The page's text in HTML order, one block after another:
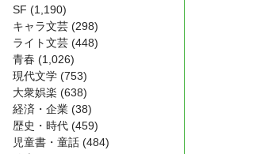
SF (1,190)
キャラ文芸 (298)
ライト文芸 (448)
青春 (1,026)
現代文学 (753)
大衆娯楽 (638)
経済・企業 (38)
歴史・時代 (459)
児童書・童話 (484)